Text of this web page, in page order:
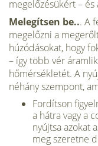
megelőzésükért – és
Melegítsen be... A
megelőzni a
húzódásokat, hogy
– így több vér
hőmérsékletét. A
néhány szempont,
Fordítson
a hátra vagy a
nyújtsa azokat
meg szeretne